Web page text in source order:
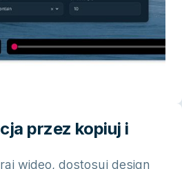
przez kopiuj i
wideo, dostosuj design